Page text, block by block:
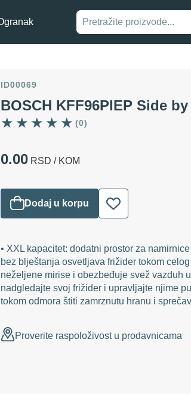
ID00069
BOSCH KFF96PIEP Side
(0)
0.00 RSD / KOM
Dodaj u korpu
• XXL kapacitet: dodatni prostor za
bez blještanja osvetljava frižider tokom
neželjene mirise i obezbeđuje svež vazduh
nadgledajte svoj frižider i upravljajte njime
tokom odmora štiti zamrznutu hranu i
Proverite raspoloživost u prodavnicama